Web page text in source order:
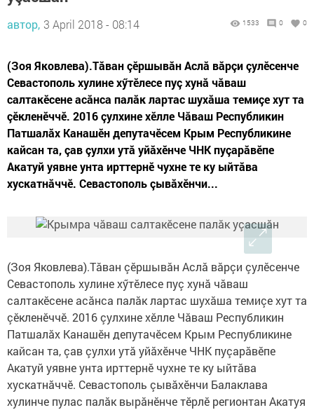
автор, 3 April 2018 - 08:14 1533 0 0
(Зоя Яковлева).Тăван çӗршывăн Аслă вăрçи çулӗсенче
Севастополь хулине хӳтӗлесе пуç хунă чăваш
салтакӗсене асăнса палăк лартас шухăша темиçе хут та
çӗкленӗччӗ. 2016 çулхине хӗлле Чăваш Республикин
Патшалăх Канашӗн депутачӗсем Крым Республикине
кайсан та, çав çулхи утă уйăхӗнче ЧНК пуçарăвӗпе
Акатуй уявне унта ирттернӗ чухне те ку ыйтăва
хускатнăччӗ. Севастополь çывăхӗнчи...
(Зоя Яковлева).Тăван çӗршывăн Аслă вăрçи çулӗсенче
Севастополь хулине хӳтӗлесе пуç хунă чăваш
салтакӗсене асăнса палăк лартас шухăша темиçе хут та
çӗкленӗччӗ. 2016 çулхине хӗлле Чăваш Республикин
Патшалăх Канашӗн депутачӗсем Крым Республикине
кайсан та, çав çулхи утă уйăхӗнче ЧНК пуçарăвӗпе
Акатуй уявне унта ирттернӗ чухне те ку ыйтăва
хускатнăччӗ. Севастополь çывăхӗнчи Балаклава
хулинче пулас палăк вырăнӗнче тӗрлӗ регионтан Акатуя